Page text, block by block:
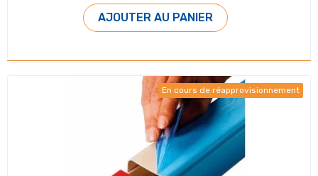
AJOUTER AU PANIER
En cours de réapprovisionnement